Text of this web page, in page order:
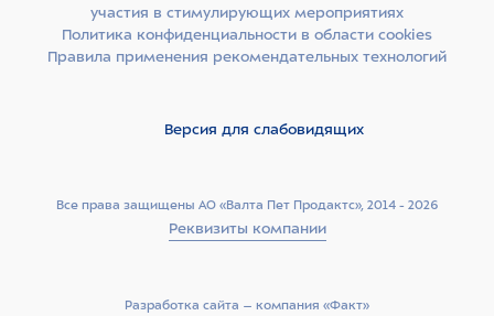
Все права защищены АО «Валта Пет Продактс», 2014 - 2026
Реквизиты компании
участия в стимулирующих мероприятиях
Политика конфиденциальности в области cookies
Правила применения рекомендательных технологий
Версия для слабовидящих
Разработка сайта –­ компания «Факт»